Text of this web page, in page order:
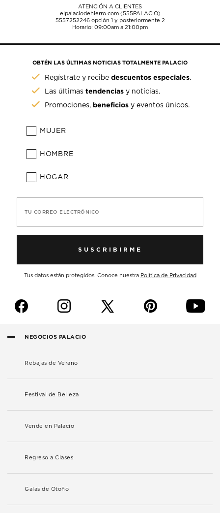
ATENCIÓN A CLIENTES
elpalaciodehierro.com (555PALACIO)
5557252246opción 1 y posteriormente 2
Horario: 09:00am a 21:00pm
OBTÉN LAS ÚLTIMAS NOTICIAS TOTALMENTE PALACIO
Regístrate y recibedescuentos especiales.
Las últimastendencias y noticias.
Promociones, beneficios y eventos únicos.
MUJER
HOMBRE
HOGAR
TU CORREO ELECTRÓNICO
SUSCRIBIRME
Tus datos están protegidos. Conoce nuestra Política de Privacidad
f i p y
NEGOCIOS PALACIO
Rebajas de Verano
Festival de Belleza
Vende en Palacio
Regreso a Clases
Galas de Otoño